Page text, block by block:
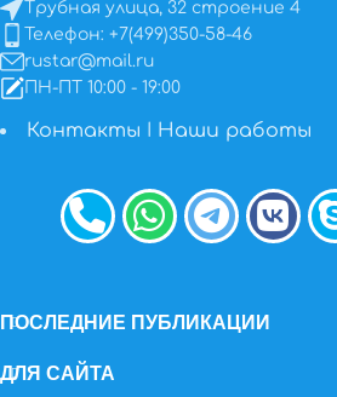
Трубная улица, 32 строение 4
Телефон: +7(499)350-58-46
rustar@mail.ru
ПН-ПТ 10:00 - 19:00
Контакты Наши работы
ПОСЛЕДНИЕ ПУБЛИКАЦИИ
ДЛЯ САЙТА